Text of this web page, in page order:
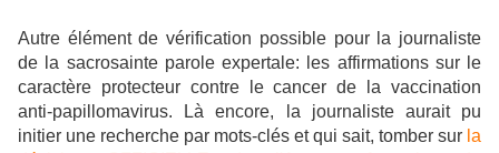
Autre élément de vérification possible pour la journaliste
de la sacrosainte parole expertale: les affirmations sur le
caractère protecteur contre le cancer de la vaccination
anti-papillomavirus. Là encore, la journaliste aurait pu
initier une recherche par mots-clés et qui sait, tomber sur la